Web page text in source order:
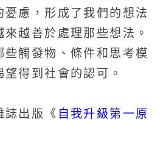
憂慮，形成了我們的想法
越善於處理那些想法。
些觸發物、條件和思考模
得到社會的認可。
誌出版《 自我升級第一原